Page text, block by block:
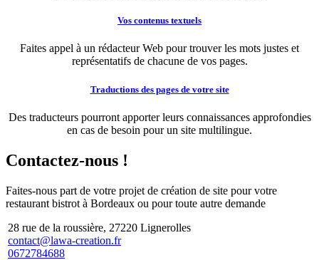
Vos contenus textuels
Faites appel à un rédacteur Web pour trouver les mots justes et
représentatifs de chacune de vos pages.
Traductions des pages de votre site
Des traducteurs pourront apporter leurs connaissances approfondies
en cas de besoin pour un site multilingue.
Contactez-nous !
Faites-nous part de votre projet de création de site pour votre
restaurant bistrot à Bordeaux ou pour toute autre demande
28 rue de la roussière, 27220 Lignerolles
contact@lawa-creation.fr
0672784688